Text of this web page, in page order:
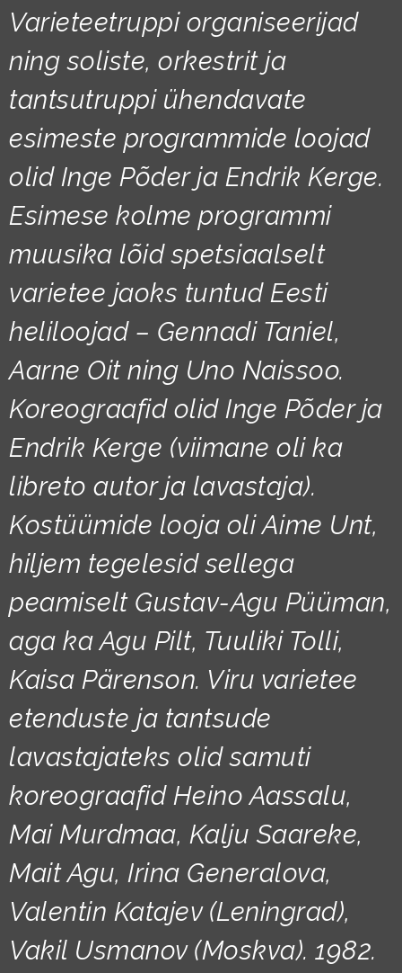
Varieteetruppi organiseerijad
ning soliste, orkestrit ja
tantsutruppi ühendavate
esimeste programmide loojad
olid Inge Põder ja Endrik Kerge.
Esimese kolme programmi
muusika lõid spetsiaalselt
varietee jaoks tuntud Eesti
heliloojad – Gennadi Taniel,
Aarne Oit ning Uno Naissoo.
Koreograafid olid Inge Põder ja
Endrik Kerge (viimane oli ka
libreto autor ja lavastaja).
Kostüümide looja oli Aime Unt,
hiljem tegelesid sellega
peamiselt Gustav-Agu Püüman,
aga ka Agu Pilt, Tuuliki Tolli,
Kaisa Pärenson. Viru varietee
etenduste ja tantsude
lavastajateks olid samuti
koreograafid Heino Aassalu,
Mai Murdmaa, Kalju Saareke,
Mait Agu, Irina Generalova,
Valentin Katajev (Leningrad),
Vakil Usmanov (Moskva). 1982.